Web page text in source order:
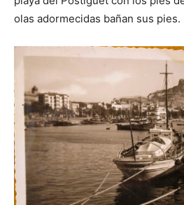
olas adormecidas bañan sus pies.